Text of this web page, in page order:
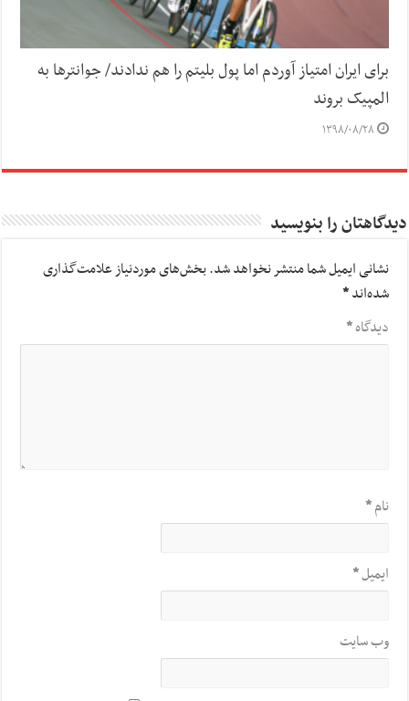
برای ایران امتیاز آوردم اما پول بلیتم را هم ندادند/ جوانترها به
المپیک بروند
۱۳۹۸/۰۸/۲۸
دیدگاهتان را بنویسید
نشانی ایمیل شما منتشر نخواهد شد.بخش‌های موردنیاز علامت‌گذاری
شده‌اند*
دیدگاه*
نام*
ایمیل*
وب‌ سایت